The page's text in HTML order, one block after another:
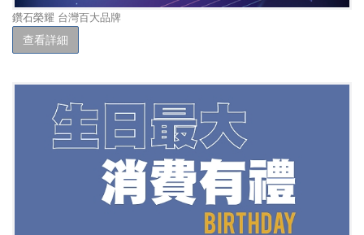
鑽石榮耀 台灣百大品牌
查看詳細